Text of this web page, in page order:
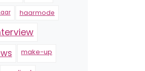
haarmode
make-up